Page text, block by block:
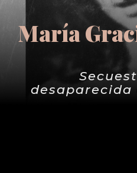
María
desaparecida